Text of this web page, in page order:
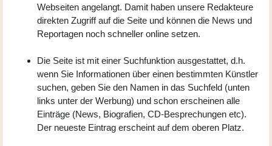
Webseiten angelangt. Damit haben unsere Redakteure
direkten Zugriff auf die Seite und können die News und
Reportagen noch schneller online setzen.
Die Seite ist mit einer Suchfunktion ausgestattet, d.h.
wenn Sie Informationen über einen bestimmten Künstler
suchen, geben Sie den Namen in das Suchfeld (unten
links unter der Werbung) und schon erscheinen alle
Einträge (News, Biografien, CD-Besprechungen etc).
Der neueste Eintrag erscheint auf dem oberen Platz.